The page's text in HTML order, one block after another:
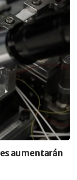
aumentarán